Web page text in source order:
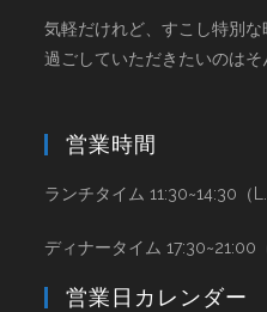
気軽だけれど、すこし特別な
過ごしていただきたいのはそ
営業時間
ランチタイム 11:30~14:30（
ディナータイム 17:30~21:00
営業日カレンダー